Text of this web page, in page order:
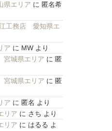
県エリア に 匿名希
工務店 愛知県エ
ア に MWより
城県エリア に 匿
城県エリア に 匿
ア に 匿名 より
リア に さち より
リア に はるる よ